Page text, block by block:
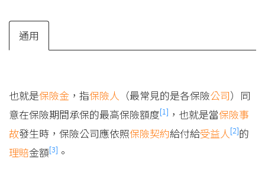
通用
也就是保險金 ，指保險人 （最常見的是各保險公司）同
意在保險期間承保的最高保險額度[1] ，也就是當保險事
故發生時，保險公司應依照保險契約給付給受益人 [2]的
理賠金額[3] 。